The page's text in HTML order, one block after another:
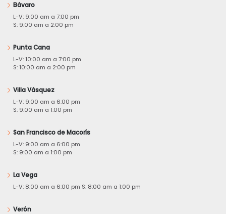
Bávaro
L-V: 9:00 am a 7:00 pm
S: 9:00 am a 2:00 pm
Punta Cana
L-V: 10:00 am a 7:00 pm
S: 10:00 am a 2:00 pm
Villa Vásquez
L-V: 9:00 am a 6:00 pm
S: 9:00 am a 1:00 pm
San Francisco de Macorís
L-V: 9:00 am a 6:00 pm
S: 9:00 am a 1:00 pm
La Vega
L-V: 8:00 am a 6:00 pm S: 8:00 am a 1:00 pm
Verón